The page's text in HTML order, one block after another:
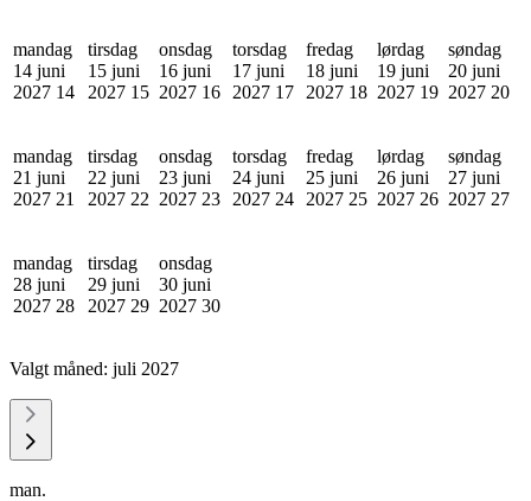
mandag
14 juni
2027 14
tirsdag
15 juni
2027 15
onsdag
16 juni
2027 16
torsdag
17 juni
2027 17
fredag
18 juni
2027 18
lørdag
19 juni
2027 19
søndag
20 juni
2027 20
mandag
21 juni
2027 21
tirsdag
22 juni
2027 22
onsdag
23 juni
2027 23
torsdag
24 juni
2027 24
fredag
25 juni
2027 25
lørdag
26 juni
2027 26
søndag
27 juni
2027 27
mandag
28 juni
2027 28
tirsdag
29 juni
2027 29
onsdag
30 juni
2027 30
Valgt måned: juli 2027
man.